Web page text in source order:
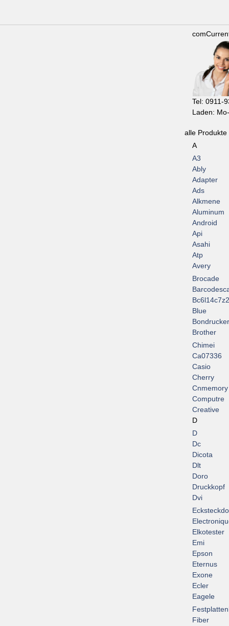
Tel: 0911-
Laden:
alle
A
A3
Ably
Adapter
Ads
Alkmene
Aluminum
Android
Api
Asahi
Atp
Avery
Brocade
Blue
Bondrucker
Brother
Chimei
Ca07336
Casio
Cherry
Cnmemory
Computre
Creative
D
D
Dc
Dicota
Dlt
Doro
Druckkopf
Dvi
Elkotester
Emi
Epson
Eternus
Exone
Ecler
Eagele
Fiber